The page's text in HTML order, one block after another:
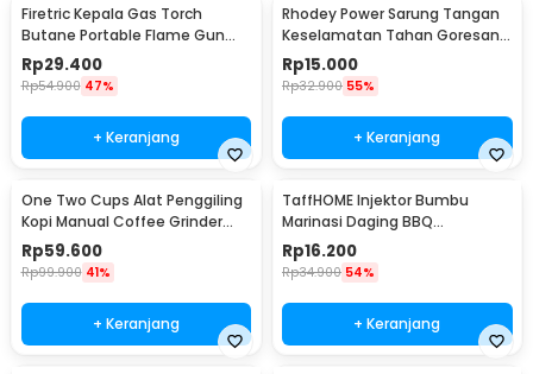
Firetric Kepala Gas Torch
Butane Portable Flame Gun
Adjustable - 807
Rp29.400
Rp54.900 47%
+ Keranjang
Rhodey Power Sarung Tangan
Keselamatan Tahan Goresan
Pisau - EN388
Rp15.000
Rp32.900 55%
+ Keranjang
One Two Cups Alat Penggiling
Kopi Manual Coffee Grinder
Portable - WFCG9800
Rp59.600
Rp99.900 41%
+ Keranjang
TaffHOME Injektor Bumbu
Marinasi Daging BBQ
Seasoning Injector - HC117
Rp16.200
Rp34.900 54%
+ Keranjang